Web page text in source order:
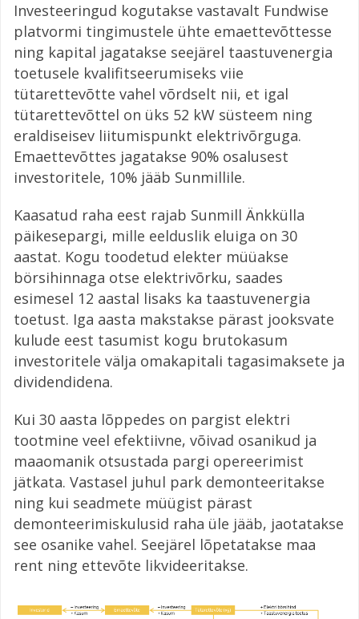
Investeeringud kogutakse vastavalt Fundwise
platvormi tingimustele ühte emaettevõttesse
ning kapital jagatakse seejärel taastuvenergia
toetusele kvalifitseerumiseks viie
tütarettevõtte vahel võrdselt nii, et igal
tütarettevõttel on üks 52 kW süsteem ning
eraldiseisev liitumispunkt elektrivõrguga.
Emaettevõttes jagatakse 90% osalusest
investoritele, 10% jääb Sunmillile.
Kaasatud raha eest rajab Sunmill Änkkülla
päikesepargi, mille eelduslik eluiga on 30
aastat. Kogu toodetud elekter müüakse
börsihinnaga otse elektrivõrku, saades
esimesel 12 aastal lisaks ka taastuvenergia
toetust. Iga aasta makstakse pärast jooksvate
kulude eest tasumist kogu brutokasum
investoritele välja omakapitali tagasimaksete ja
dividendidena.
Kui 30 aasta lõppedes on pargist elektri
tootmine veel efektiivne, võivad osanikud ja
maaomanik otsustada pargi opereerimist
jätkata. Vastasel juhul park demonteeritakse
ning kui seadmete müügist pärast
demonteerimiskulusid raha üle jääb, jaotatakse
see osanike vahel. Seejärel lõpetatakse maa
rent ning ettevõte likvideeritakse.